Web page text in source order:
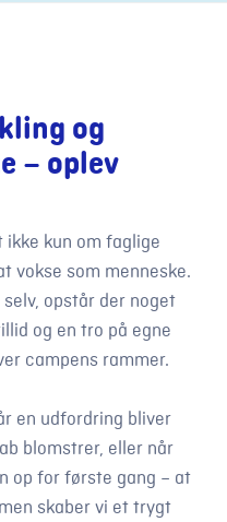
og
– oplev
ikke kun om faglige
vokse som menneske.
opstår der noget
og en tro på egne
campens rammer.
en udfordring bliver
blomstrer, eller når
op for første gang – at
skaber vi et trygt